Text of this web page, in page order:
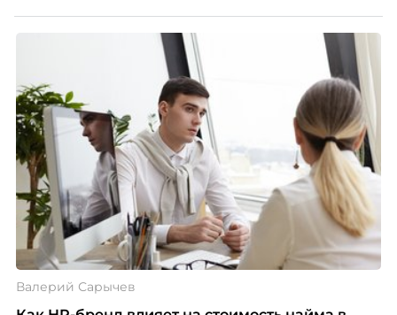
структуры компании. Для сотрудников сокращения
означают потерю стабильности, а для внешнего
рынка становятся сигналом о возможных
проблемах организации. В результате увольнения
нередко превращаются в фактор, который
негативно влияет HR-бренд работодателя.
Валерий Сарычев